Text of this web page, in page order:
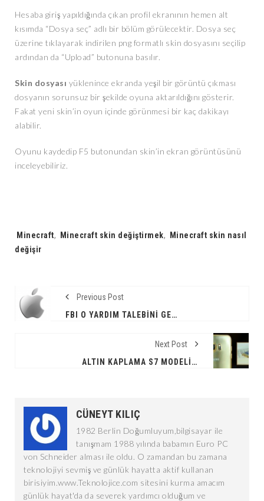
Hesaba giriş yapıldığında çıkan profil ekranının hemen alt
kısımda “Dosya seç” adlı bir bölüm görülecektir. Dosya seç
üzerine tıklayarak indirilen png formatlı skin dosyasını seçilip
ardından da “Upload” butonuna basılır.
Skin dosyası yüklenince ekranda yeşil bir görüntü çıkması
dosyanın sorunsuz bir şekilde oyuna aktarıldığını gösterir.
Fakat yeni skin’in oyun içinde görünmesi bir kaç dakikayı
alabilir.
Oyunu kaydedip F5 butonundan skin’in ekran görüntüsünü
inceleyebiliriz.
Tags:
Minecraft, Minecraft skin değiştirmek,
Minecraft skin nasıl
değişir
Previous Post
FBI O YARDIM TALEBINI GERI ÇEVIRMEDI !
Next Post
ALTIN KAPLAMA S7 MODELI İLE TANIŞIN
CÜNEYT KILIÇ
1982 Berlin Doğumluyum,bilgisayar ile
tanışmam 1988 yılında babamın Euro PC
von Schneider alması ile oldu. O zamandan bu zamana
teknolojiyi sevmiş ve günlük hayatta aktif kullanan
birisiyim.www.Teknolojice.com sitesini kurma amacım
günlük hayat'da da severek yardımcı olduğum ve